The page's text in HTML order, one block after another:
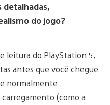
detalhadas,
do jogo?
leitura do PlayStation 5,
antes que você chegue
normalmente
(como a